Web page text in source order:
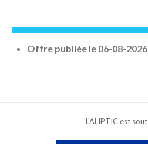
Offre publiée le 06-08-2026
L'ALIPTIC est